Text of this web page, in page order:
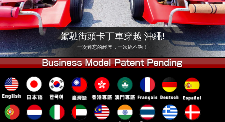
東京秋葉原#2 東京澀谷
東京澀谷附屬 東京灣
東京淺草 大阪
沖繩
駕駛街頭卡丁車穿越 沖繩!
一次難忘的經歷，一次絕不夠！